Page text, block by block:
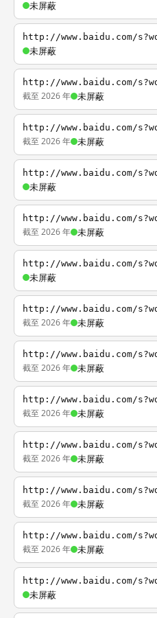
未屏蔽
http://www.baidu.com/
未屏蔽
http://www.baidu.com/
截至 2026 年 未屏蔽
http://www.baidu.com/
截至 2026 年 未屏蔽
http://www.baidu.com/
未屏蔽
http://www.baidu.com/
截至 2026 年 未屏蔽
http://www.baidu.com/
未屏蔽
http://www.baidu.com/
截至 2026 年 未屏蔽
http://www.baidu.com/
截至 2026 年 未屏蔽
http://www.baidu.com/
截至 2026 年 未屏蔽
http://www.baidu.com/
截至 2026 年 未屏蔽
http://www.baidu.com/
截至 2026 年 未屏蔽
http://www.baidu.com/
截至 2026 年 未屏蔽
http://www.baidu.com/
未屏蔽